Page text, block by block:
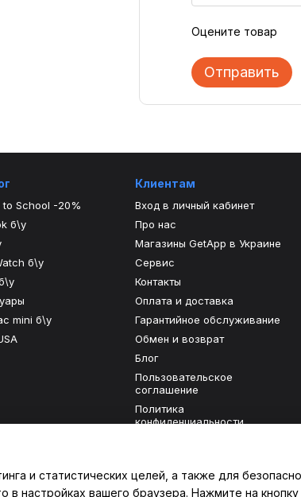
Оцените товар
Отправить
to School -20%
б\у
б\у
mini б\у
Клиентам
Вход в личный кабинет
Про нас
Магазины GetApp в Украине
Сервис
Контакты
Оплата и доставка
Гарантийное обслуживание
Обмен и возврат
Блог
Пользовательское
соглашение
Политика
конфиденциальности
Мы в соцсетях
и статистических целей, а также для
настройках вашего браузера. Нажмите на кнопку